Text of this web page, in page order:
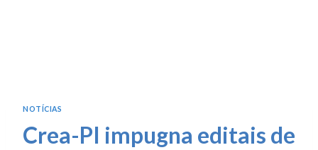
NOTÍCIAS
Crea-PI impugna editais de